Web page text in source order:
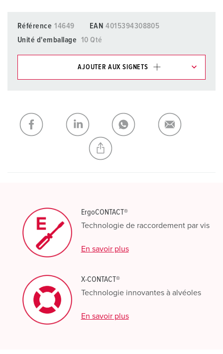
Référence 14649 EAN 4015394308805
Unité d'emballage
10 Qté
AJOUTER AUX SIGNETS
Ma liste AJOUTER
CRÉER UNE NOUVELLE LISTE
ErgoCONTACT®
Technologie de raccordement par vis
En savoir plus
X-CONTACT®
Technologie innovantes à alvéoles
En savoir plus